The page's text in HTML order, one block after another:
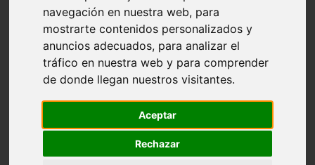
navegación en nuestra web, para
mostrarte contenidos personalizados y
anuncios adecuados, para analizar el
tráfico en nuestra web y para comprender
de donde llegan nuestros visitantes.
Aceptar
Rechazar
TITULO DE LIGA
NOMBRE:HIDROCLIMA ARABERRI
CLUB: ARABERRI